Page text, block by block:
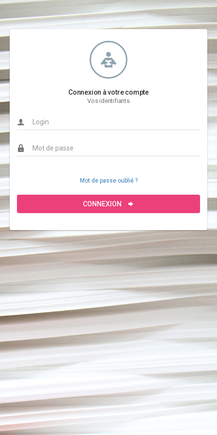
Connexion à votre compte
Vos identifiants
Mot de passe oublié ?
CONNEXION